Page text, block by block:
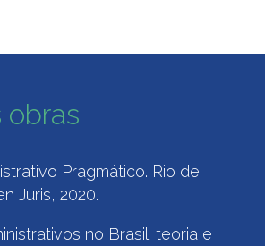
obras
Pragmático. Rio de
Juris, 2020.
no Brasil: teoria e